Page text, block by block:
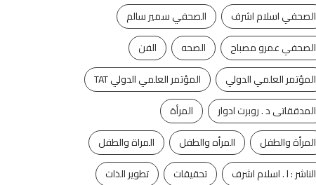
الصحفي اسلام اشرف
الصحفي سمير سالم
الصحفي عمرو مصباح
الصحه
الفن
المؤتمر العلمي الدولي
المؤتمر العلمي الدولي TAT
المدققاتى د . روبرت ادوار
المرأة
المرأة والطفل
المرأه والطفل
المراة والطفل
الناشر : ا . اسلام اشرف
تحقيقات
تطوير الذات